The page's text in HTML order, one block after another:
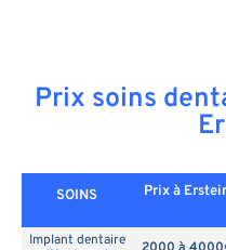
Prix soins
SOINS Prix à
Implant dentaire